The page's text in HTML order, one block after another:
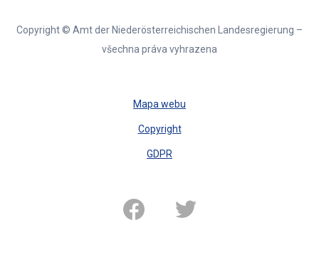
Copyright © Amt der Niederösterreichischen Landesregierung –
všechna práva vyhrazena
Mapa webu
Copyright
GDPR